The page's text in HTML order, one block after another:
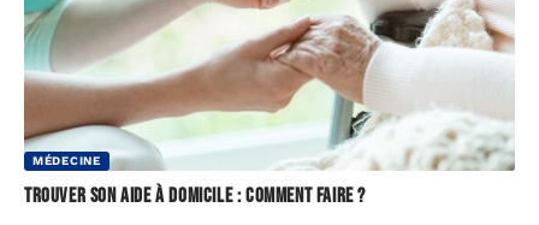
MÉDECINE
Trouver son aide à domicile : comment faire ?